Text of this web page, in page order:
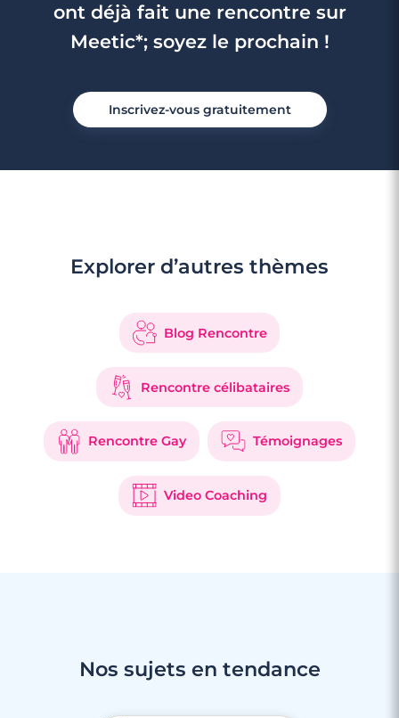
ont déjà fait une rencontre sur
Meetic*; soyez le prochain !
Inscrivez-vous gratuitement
Explorer d’autres thèmes
Blog Rencontre
Rencontre célibataires
Rencontre Gay Témoignages
Video Coaching
Nos sujets en tendance